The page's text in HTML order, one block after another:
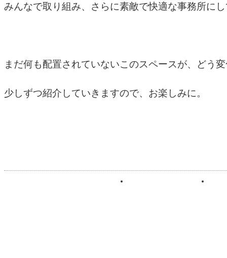
みんなで取り組み、さらに素敵で快適な事務所に
まだ何も配置されていないこのスペースが、どう
少しずつ紹介していきますので、お楽しみに。